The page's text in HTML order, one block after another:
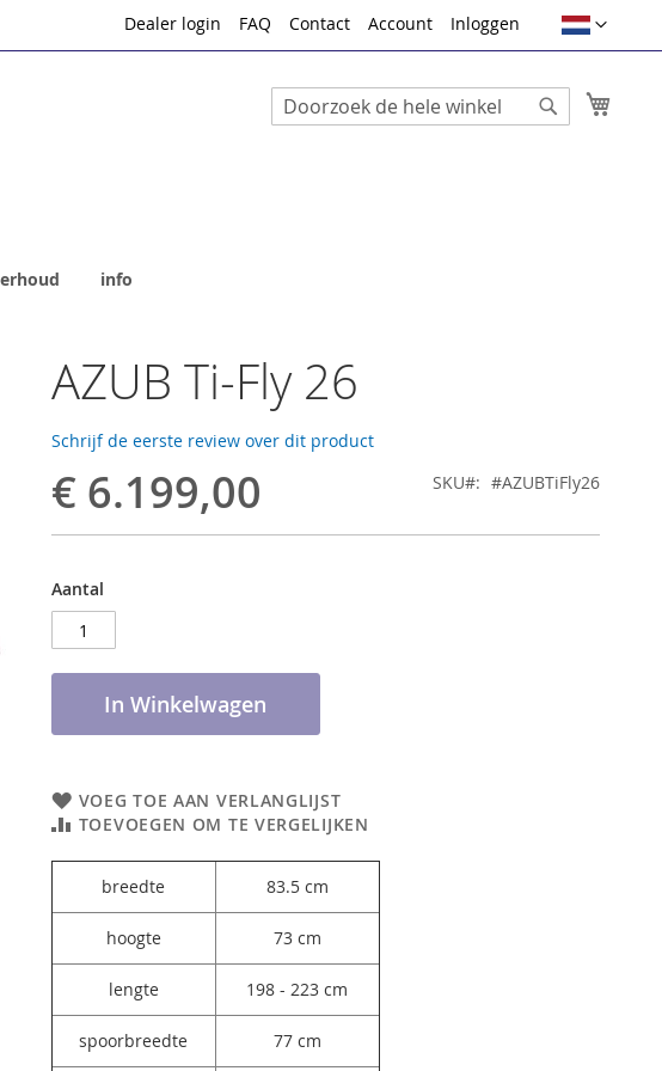
Taal
Dealer login FAQ Contact Account Inloggen
Search
info
AZUB Ti-Fly 26
Schrijf de eerste review over dit product
€ 6.199,00 SKU #AZUBTiFly26
Aantal
In Winkelwagen
VOEG TOE AAN VERLANGLIJST
TOEVOEGEN OM TE VERGELIJKEN
breedte 83.5 cm
hoogte 73 cm
lengte 198 - 223 cm
spoorbreedte 77 cm